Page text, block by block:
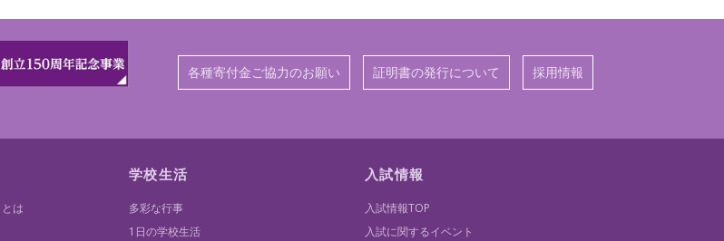
各種寄付金ご協力のお願い 証明書の発行について 採用情報
は
学校生活
多彩な行事
1日の学校生活
入試情報
入試情報TOP
入試に関するイベント